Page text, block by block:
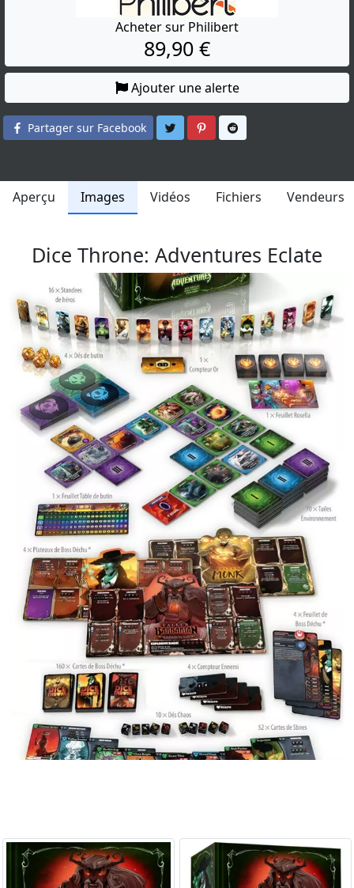
Acheter sur Philibert
89,90 €
Ajouter une alerte
Partager sur Facebook Partager sur Twitter
Partager sur Pinterest
Aperçu Images Vidéos Fichiers Vendeurs
Dice Throne: Adventures Eclate